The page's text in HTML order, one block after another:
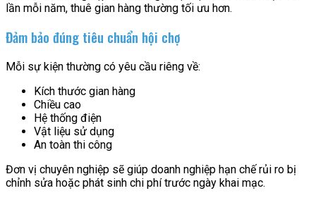
lần mỗi năm, thuê gian hàng thường tối ưu hơn.
Đảm bảo đúng tiêu chuẩn hội chợ
Mỗi sự kiện thường có yêu cầu riêng về:
Kích thước gian hàng
Chiều cao
Hệ thống điện
Vật liệu sử dụng
An toàn thi công
Đơn vị chuyên nghiệp sẽ giúp doanh nghiệp hạn chế rủi ro bị
chỉnh sửa hoặc phát sinh chi phí trước ngày khai mạc.